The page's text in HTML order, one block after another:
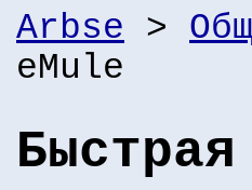
Arbse >
eMule